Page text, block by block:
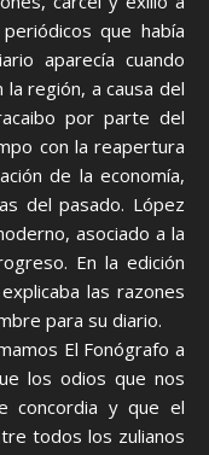
que había
aparecía cuando
región, a causa del
por parte del
con la reapertura
de la economía,
del pasado. López
asociado a la
En la edición
las razones
para su diario.
El Fonógrafo a
los odios que nos
concordia y que el
todos los zulianos